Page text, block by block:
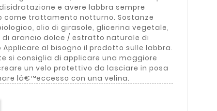
e avere labbra sempre
come trattamento notturno. Sostanze
olio di girasole, glicerina vegetale,
di arancio dolce / estratto naturale di
al bisogno il prodotto sulle labbra.
si consiglia di applicare una maggiore
un velo protettivo da lasciare in posa
lâ€™eccesso con una velina.